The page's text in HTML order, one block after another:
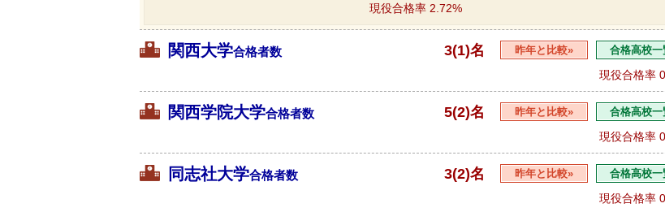
現役合格率 2.72%
関西大学合格者数 3(1)名 昨年と比較» 合格高校一
現役合格率
関西学院大学合格者数 5(2)名 昨年と比較» 合格高校一
現役合格率
同志社大学合格者数 3(2)名 昨年と比較» 合格高校一
現役合格率